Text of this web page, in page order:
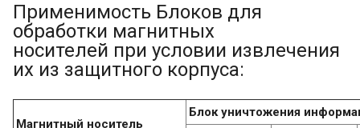
Применимость Блоков для
обработки магнитных
носителей при условии извлечения
их из защитного корпуса:
Магнитный носитель
Блок уничтожения